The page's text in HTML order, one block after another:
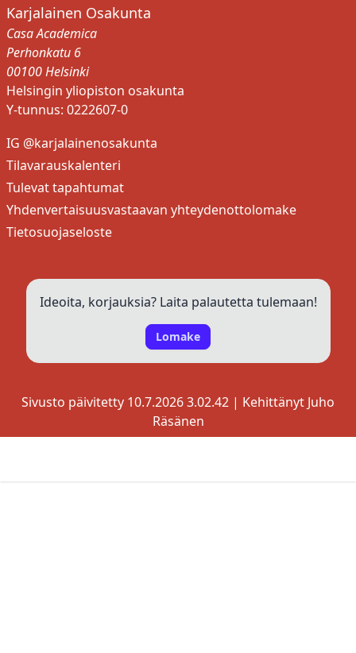
Karjalainen Osakunta
Casa Academica
Perhonkatu 6
00100 Helsinki
Helsingin yliopiston osakunta
Y-tunnus: 0222607-0
IG @karjalainenosakunta
Tilavarauskalenteri
Tulevat tapahtumat
Yhdenvertaisuusvastaavan yhteydenottolomake
Tietosuojaseloste
Ideoita, korjauksia? Laita palautetta tulemaan!
Lomake
Sivusto päivitetty 10.7.2026 3.02.42 | Kehittänyt Juho
Räsänen